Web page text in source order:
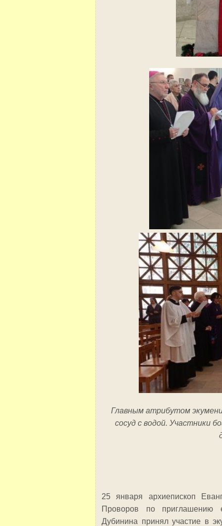
Главным атрибутом
сосуд с водой. Участники
25 января архиепископ
Проворов по приглашению
Дубинина принял участие в